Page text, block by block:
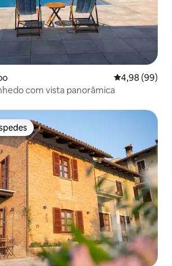
4,98 de uma
4,98 (99)
com vista panorâmica
dos hóspedes